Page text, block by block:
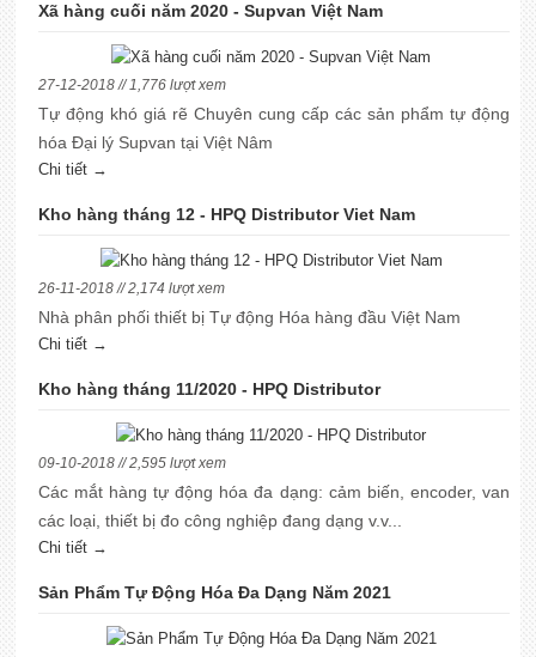
Xã hàng cuối năm 2020 - Supvan Việt Nam
27-12-2018 // 1,776 lượt xem
Tự động khó giá rẽ Chuyên cung cấp các sản phẩm tự động
hóa Đại lý Supvan tại Việt Nâm
Chi tiết →
Kho hàng tháng 12 - HPQ Distributor Viet Nam
26-11-2018 // 2,174 lượt xem
Nhà phân phối thiết bị Tự động Hóa hàng đầu Việt Nam
Chi tiết →
Kho hàng tháng 11/2020 - HPQ Distributor
09-10-2018 // 2,595 lượt xem
Các mắt hàng tự động hóa đa dạng: cảm biến, encoder, van
các loại, thiết bị đo công nghiệp đang dạng v.v...
Chi tiết →
Sản Phẩm Tự Động Hóa Đa Dạng Năm 2021